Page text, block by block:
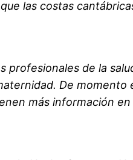
las costas
profesionales de la
De momento
más información